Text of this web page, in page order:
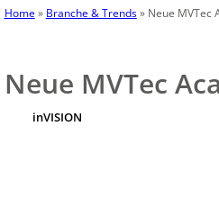
Home» Branche & Trends» Neue MVTec
Neue MVTec
inVISION